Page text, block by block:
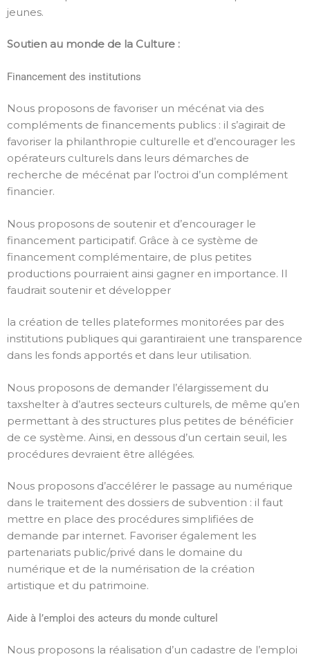
jeunes.
Soutien au monde de la Culture :
Financement des institutions
Nous proposons de favoriser un mécénat via des
compléments de financements publics : il s’agirait de
favoriser la philanthropie culturelle et d’encourager les
opérateurs culturels dans leurs démarches de
recherche de mécénat par l’octroi d’un complément
financier.
Nous proposons de soutenir et d’encourager le
financement participatif. Grâce à ce système de
financement complémentaire, de plus petites
productions pourraient ainsi gagner en importance. Il
faudrait soutenir et développer
la création de telles plateformes monitorées par des
institutions publiques qui garantiraient une transparence
dans les fonds apportés et dans leur utilisation.
Nous proposons de demander l’élargissement du
taxshelter à d’autres secteurs culturels, de même qu’en
permettant à des structures plus petites de bénéficier
de ce système. Ainsi, en dessous d’un certain seuil, les
procédures devraient être allégées.
Nous proposons d’accélérer le passage au numérique
dans le traitement des dossiers de subvention : il faut
mettre en place des procédures simplifiées de
demande par internet. Favoriser également les
partenariats public/privé dans le domaine du
numérique et de la numérisation de la création
artistique et du patrimoine.
Aide à l’emploi des acteurs du monde culturel
Nous proposons la réalisation d’un cadastre de l’emploi